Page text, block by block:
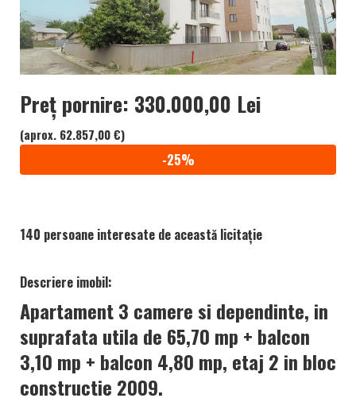
Preț pornire: 330.000,00 Lei
(aprox. 62.857,00 €)
-25%
140 persoane interesate de această licitație
Descriere imobil:
Apartament 3 camere si dependinte, in
suprafata utila de 65,70 mp + balcon
3,10 mp + balcon 4,80 mp, etaj 2 in bloc
constructie 2009.